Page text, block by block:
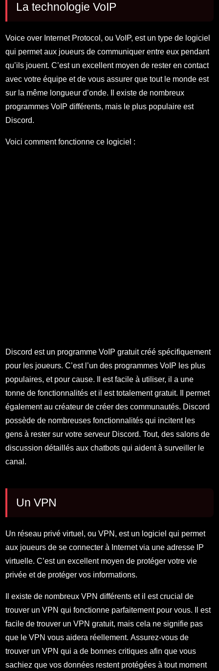
La technologie VoIP
Voice over Internet Protocol, ou VoIP, est un type de logiciel
qui permet aux joueurs de communiquer entre eux pendant
qu’ils jouent. C’est un excellent moyen de rester en contact
avec votre équipe et de vous assurer que tout le monde est
sur la même longueur d’onde. Il existe de nombreux
programmes VoIP différents, mais le plus populaire est
Discord.
Voici comment fonctionne ce logiciel :
Discord est un programme VoIP gratuit créé spécifiquement
pour les joueurs. C’est l’un des programmes VoIP les plus
populaires, et pour cause. Il est facile à utiliser, il a une
tonne de fonctionnalités et il est totalement gratuit. Il permet
également au créateur de créer des communautés. Discord
possède de nombreuses fonctionnalités qui incitent les
gens à rester sur votre serveur Discord. Tout, des salons de
discussion détaillés aux chatbots qui aident à surveiller le
canal.
Un VPN
Un réseau privé virtuel, ou VPN, est un logiciel qui permet
aux joueurs de se connecter à Internet via une adresse IP
virtuelle. C’est un excellent moyen de protéger votre vie
privée et de protéger vos informations.
Il existe de nombreux VPN différents et il est crucial de
trouver un VPN qui fonctionne parfaitement pour vous. Il est
facile de trouver un VPN gratuit, mais cela ne signifie pas
que le VPN vous aidera réellement. Assurez-vous de
trouver un VPN qui a de bonnes critiques afin que vous
sachiez que vos données restent protégées à tout moment